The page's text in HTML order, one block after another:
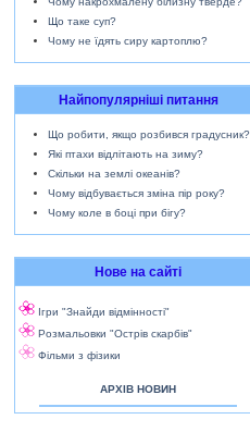
Що таке суп?
Чому не їдять сиру картоплю?
Найпопулярніші питання
Що робити, якщо розбився градусник?
Які птахи відлітають на зиму?
Скільки на землі океанів?
Чому відбувається зміна пір року?
Чому коле в боці при бігу?
Нове на сайті
Ігри "Знайди відмінності"
Розмальовки "Острів скарбів"
Фільми з фізики
АРХІВ НОВИН